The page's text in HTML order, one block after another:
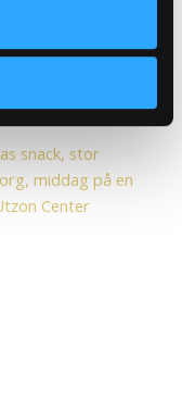
snack, stor
middag på en
Center